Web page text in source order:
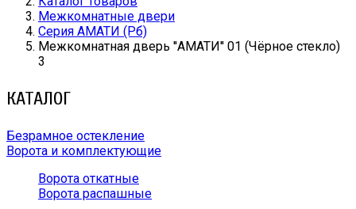
Межкомнатные двери
Серия АМАТИ (Рб)
Межкомнатная дверь ''АМАТИ'' 01 (Чёрное стекло)
3
КАТАЛОГ
Безрамное остекление
Ворота и комплектующие
Ворота откатные
Ворота распашные